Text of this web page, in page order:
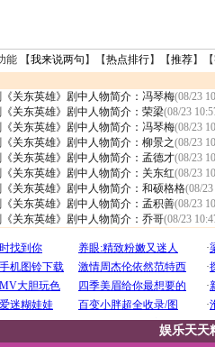
能 【我来说两句 】【热点排行】【推荐】【
关东英雄》剧中人物简介：冯琴梅(08/23
关东英雄》剧中人物简介：荣梁(08/23
关东英雄》剧中人物简介：冯琴梅(08/23
关东英雄》剧中人物简介：柳景之(08/23
关东英雄》剧中人物简介：孟德才(08/23
关东英雄》剧中人物简介：关东红(08/23
关东英雄》剧中人物简介：和硕格格(08/
关东英雄》剧中人物简介：孟积善(08/23
关东英雄》剧中人物简介：乔哥(08/23
娱乐天天